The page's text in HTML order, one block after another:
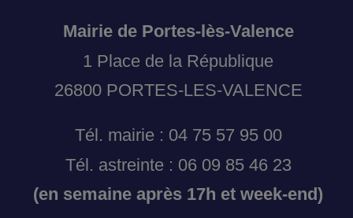
Mairie de Portes-lès-Valence
1 Place de la République
26800 PORTES-LES-VALENCE
Tél. mairie : 04 75 57 95 00
Tél. astreinte : 06 09 85 46 23
(en semaine après 17h et week-end)